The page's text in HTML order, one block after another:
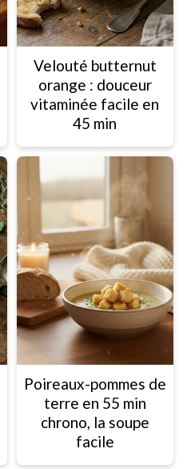
Velouté butternut
orange : douceur
vitaminée facile en
45 min
Poireaux-pommes de
terre en 55 min
chrono, la soupe
facile